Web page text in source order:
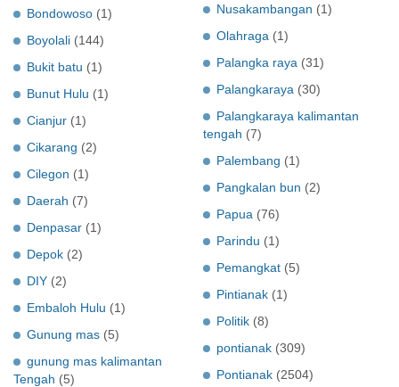
Bondowoso (1)
Boyolali (144)
Bukit batu (1)
Bunut Hulu (1)
Cianjur (1)
Cikarang (2)
Cilegon (1)
Daerah (7)
Denpasar (1)
Depok (2)
DIY (2)
Embaloh Hulu (1)
Gunung mas (5)
gunung mas kalimantan
Tengah (5)
Nusakambangan (1)
Olahraga (1)
Palangka raya (31)
Palangkaraya (30)
Palangkaraya kalimantan
tengah (7)
Palembang (1)
Pangkalan bun (2)
Papua (76)
Parindu (1)
Pemangkat (5)
Pintianak (1)
Politik (8)
pontianak (309)
Pontianak (2504)